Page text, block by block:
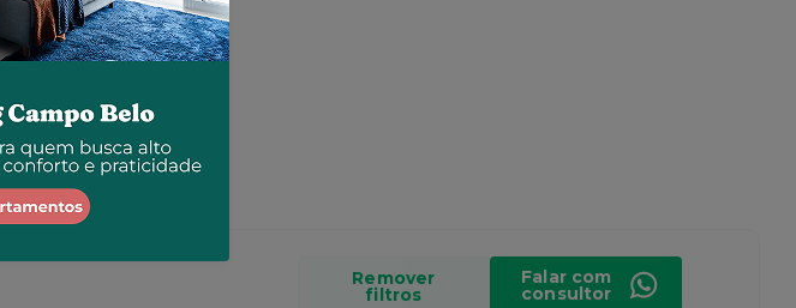
Aluguel R$ 1.562
TotalR$ 2.650por R$ 2.573
Remover
filtros
Falar com
consultor